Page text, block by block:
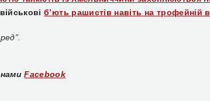
б’ють рашистів навіть на трофейній
Facebook